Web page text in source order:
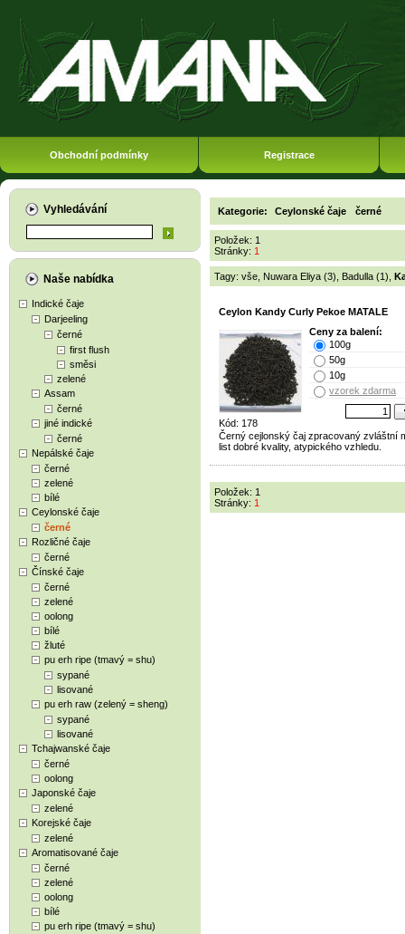
Obchodní podmínky Registrace
Vyhledávání
Naše nabídka
Indické čaje
Darjeeling
černé
first flush
směsi
zelené
Assam
černé
jiné indické
černé
Nepálské čaje
černé
zelené
bílé
Ceylonské čaje
černé
Rozličné čaje
černé
Čínské čaje
černé
zelené
oolong
bílé
žluté
pu erh ripe (tmavý = shu)
sypané
lisované
pu erh raw (zelený = sheng)
sypané
lisované
Tchajwanské čaje
černé
oolong
Japonské čaje
zelené
Korejské čaje
zelené
Aromatisované čaje
černé
zelené
oolong
bílé
pu erh ripe (tmavý = shu)
Kategorie: Ceylonské čaje černé
Položek: 1
Stránky: 1
Tagy: vše Nuwara Eliya (3) Badulla (1)
Ceylon Kandy Curly Pekoe MATALE
Kód: 178
Ceny za balení:
100g
50g
10g
vzorek zdarma
Černý cejlonský čaj zpracovaný zvláštní
list dobré kvality, atypického vzhledu.
Položek: 1
Stránky: 1